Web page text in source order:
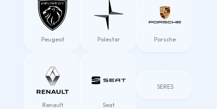
Peugeot Polestar Porsche
Renault Seat
SERES